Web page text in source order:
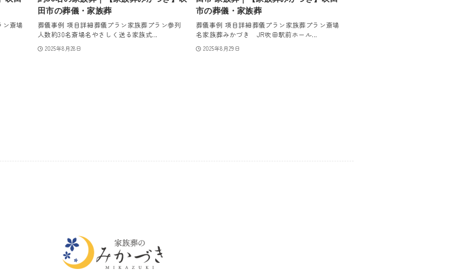
ン斎場
田市の葬儀・家族葬
葬儀事例 項目詳細葬儀プラン家族葬プラン参列
人数約30名斎場名やさしく送る家族式...
2025年8月28日
市の葬儀・家族葬
葬儀事例 項目詳細葬儀プラン家族葬プラン斎場
名家族葬みかづき JR吹田駅前ホール...
2025年8月29日